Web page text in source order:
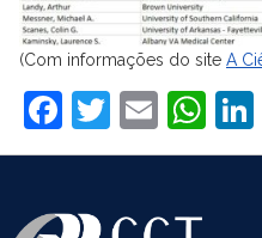
(Com informações do site A
Facebook
Twitter
Email